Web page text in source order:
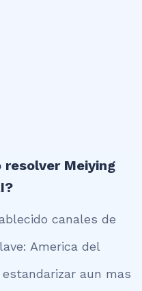
resolver Meiying
canales de
America del
estandarizar aun mas